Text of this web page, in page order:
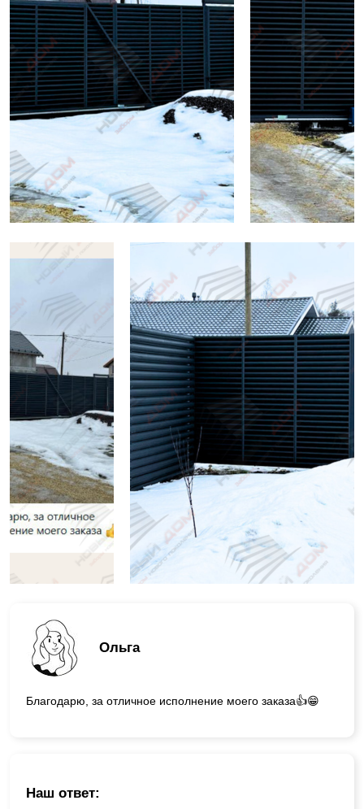
Ольга
Благодарю, за отличное исполнение моего заказа👍😁
Наш ответ: